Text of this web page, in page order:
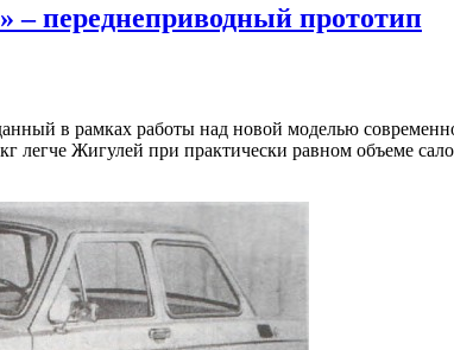
– переднеприводный прототип
в рамках работы над новой моделью
легче Жигулей при практически равном объеме